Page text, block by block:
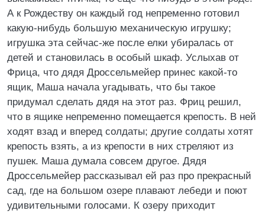
А к Рождеству он каждый год непременно готовил
какую-нибудь большую механическую игрушку;
игрушка эта сейчас-же после елки убиралась от
детей и становилась в особый шкаф. Услыхав от
Фрица, что дядя Дроссельмейер принес какой-то
ящик, Маша начала угадывать, что бы такое
придумал сделать дядя на этот раз. Фриц решил,
что в ящике непременно помещается крепость. В ней
ходят взад и вперед солдаты; другие солдаты хотят
крепость взять, а из крепости в них стреляют из
пушек. Маша думала совсем другое. Дядя
Дроссельмейер рассказывал ей раз про прекрасный
сад, где на большом озере плавают лебеди и поют
удивительными голосами. К озеру приходит